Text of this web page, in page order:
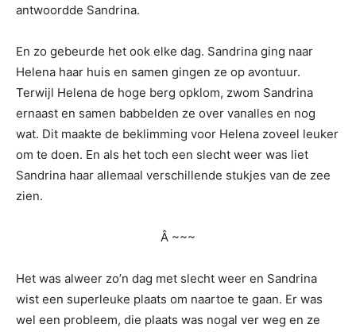
antwoordde Sandrina.
En zo gebeurde het ook elke dag. Sandrina ging naar
Helena haar huis en samen gingen ze op avontuur.
Terwijl Helena de hoge berg opklom, zwom Sandrina
ernaast en samen babbelden ze over vanalles en nog
wat. Dit maakte de beklimming voor Helena zoveel leuker
om te doen. En als het toch een slecht weer was liet
Sandrina haar allemaal verschillende stukjes van de zee
zien.
Â ~~~
Het was alweer zo’n dag met slecht weer en Sandrina
wist een superleuke plaats om naartoe te gaan. Er was
wel een probleem, die plaats was nogal ver weg en ze